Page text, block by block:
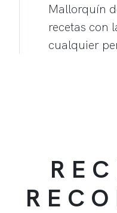
Mallorquín
recetas con
cualquier